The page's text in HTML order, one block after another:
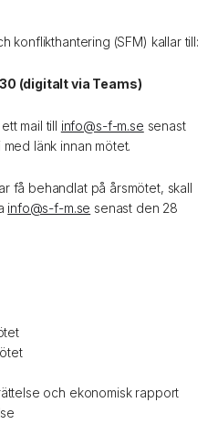
konflikthantering (SFM) kallar till:
(digitalt via Teams)
mail till info@s-f-m.se senast
länk innan mötet.
få behandlat på årsmötet, skall
info@s-f-m.se senast den 28
och ekonomisk rapport